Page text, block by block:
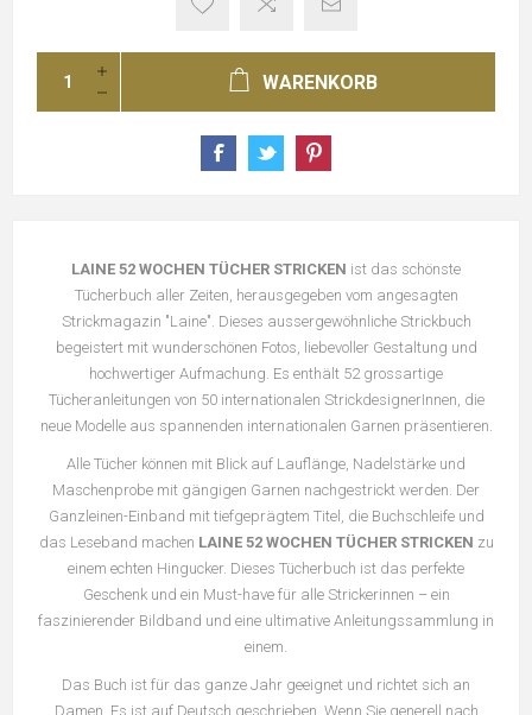
WARENKORB
LAINE 52 WOCHEN TÜCHER STRICKEN ist das schönste
Tücherbuch aller Zeiten, herausgegeben vom angesagten
Strickmagazin "Laine". Dieses aussergewöhnliche Strickbuch
begeistert mit wunderschönen Fotos, liebevoller Gestaltung und
hochwertiger Aufmachung. Es enthält 52 grossartige
Tücheranleitungen von 50 internationalen StrickdesignerInnen, die
neue Modelle aus spannenden internationalen Garnen präsentieren.
Alle Tücher können mit Blick auf Lauflänge, Nadelstärke und
Maschenprobe mit gängigen Garnen nachgestrickt werden. Der
Ganzleinen-Einband mit tiefgeprägtem Titel, die Buchschleife und
das Leseband machen LAINE 52 WOCHEN TÜCHER STRICKEN zu
einem echten Hingucker. Dieses Tücherbuch ist das perfekte
Geschenk und ein Must-have für alle Strickerinnen – ein
faszinierender Bildband und eine ultimative Anleitungssammlung in
einem.
Das Buch ist für das ganze Jahr geeignet und richtet sich an
Damen. Es ist auf Deutsch geschrieben. Wenn Sie generell nach